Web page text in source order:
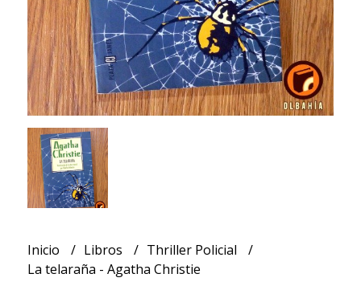
Inicio Libros
Thriller Policial
La telaraña - Agatha Christie